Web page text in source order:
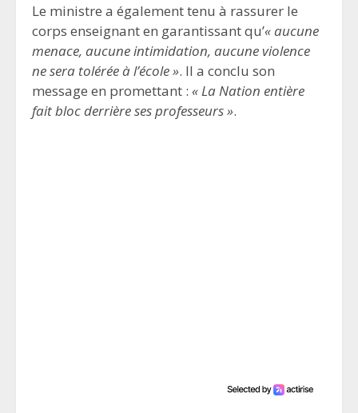
Le ministre a également tenu à rassurer le
corps enseignant en garantissant qu’« aucune
menace, aucune intimidation, aucune violence
ne sera tolérée à l’école ». Il a conclu son
message en promettant : « La Nation entière
fait bloc derrière ses professeurs ».